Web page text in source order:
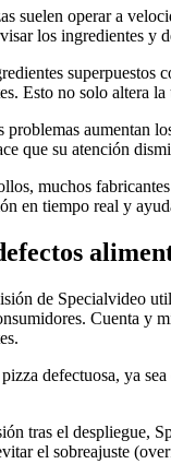
suelen operar a
los ingredientes y
superpuestos
Esto no solo altera
aumentan
que su atención
muchos
en tiempo real y
de Specialvideo
Cuenta y
defectuosa, ya
tras el despliegue,
el sobreajuste